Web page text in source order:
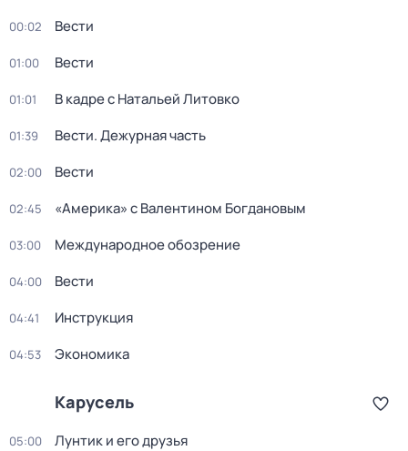
00:02 Вести
01:00 Вести
01:01 В кадре с Натальей Литовко
01:39 Вести. Дежурная часть
02:00 Вести
02:45 «Америка» с Валентином Богдановым
03:00 Международное обозрение
04:00 Вести
04:41 Инструкция
04:53 Экономика
Карусель
05:00 Лунтик и его друзья